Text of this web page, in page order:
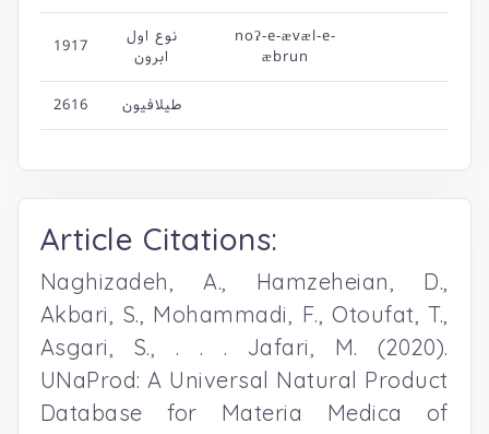
1917
نوع اول
ابرون
noʔ-e-ævæl-e-
æbrun
2616 طیلافیون
Article Citations:
Naghizadeh, A., Hamzeheian, D.,
Akbari, S., Mohammadi, F., Otoufat, T.,
Asgari, S., . . . Jafari, M. (2020).
UNaProd: A Universal Natural Product
Database for Materia Medica of